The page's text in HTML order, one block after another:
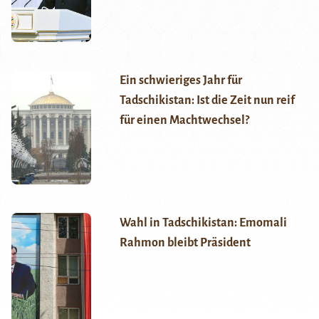
Ein schwieriges Jahr für
Tadschikistan: Ist die Zeit nun reif
für einen Machtwechsel?
Wahl in Tadschikistan: Emomali
Rahmon bleibt Präsident